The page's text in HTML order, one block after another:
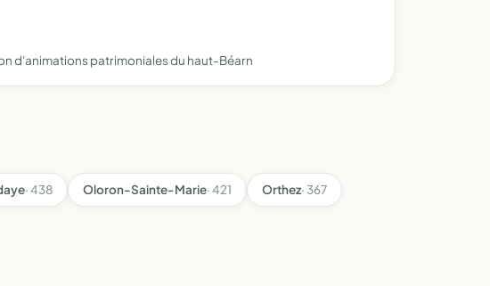
d'animations patrimoniales du haut-Béarn
· 438 Oloron-Sainte-Marie· 421 Orthez· 367